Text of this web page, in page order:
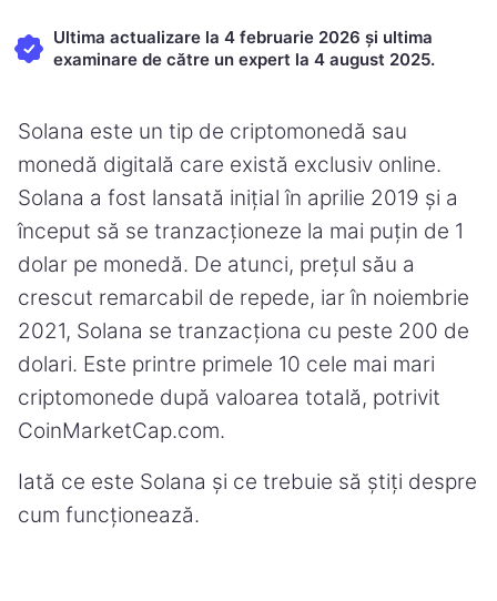
Ultima actualizare la 4 februarie 2026 și ultima
examinare de către un expert la 4 august 2025.
Solana este un tip de criptomonedă sau
monedă digitală care există exclusiv online.
Solana a fost lansată inițial în aprilie 2019 și a
început să se tranzacționeze la mai puțin de 1
dolar pe monedă. De atunci, prețul său a
crescut remarcabil de repede, iar în noiembrie
2021, Solana se tranzacționa cu peste 200 de
dolari. Este printre primele 10 cele mai mari
criptomonede după valoarea totală, potrivit
CoinMarketCap.com.
Iată ce este Solana și ce trebuie să știți despre
cum funcționează.